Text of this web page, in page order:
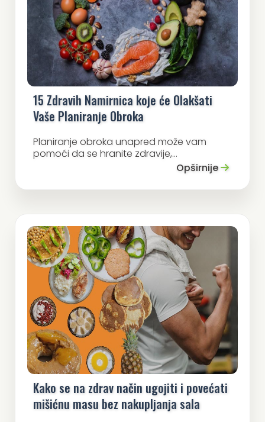
15 Zdravih Namirnica koje će Olakšati
Vaše Planiranje Obroka
Planiranje obroka unapred može vam
pomoći da se hranite zdravije,...
Opširnije
Kako se na zdrav način ugojiti i povećati
mišićnu masu bez nakupljanja sala